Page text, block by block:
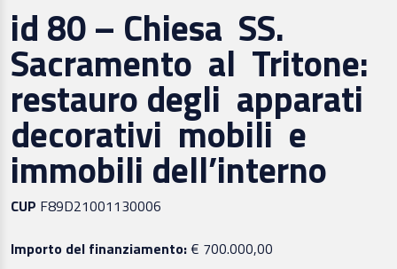
id 80 – Chiesa SS.
Sacramento al Tritone:
restauro degli apparati
decorativi mobili e
immobili dell’interno
CUP F89D21001130006
Importo del finanziamento:€ 700.000,00